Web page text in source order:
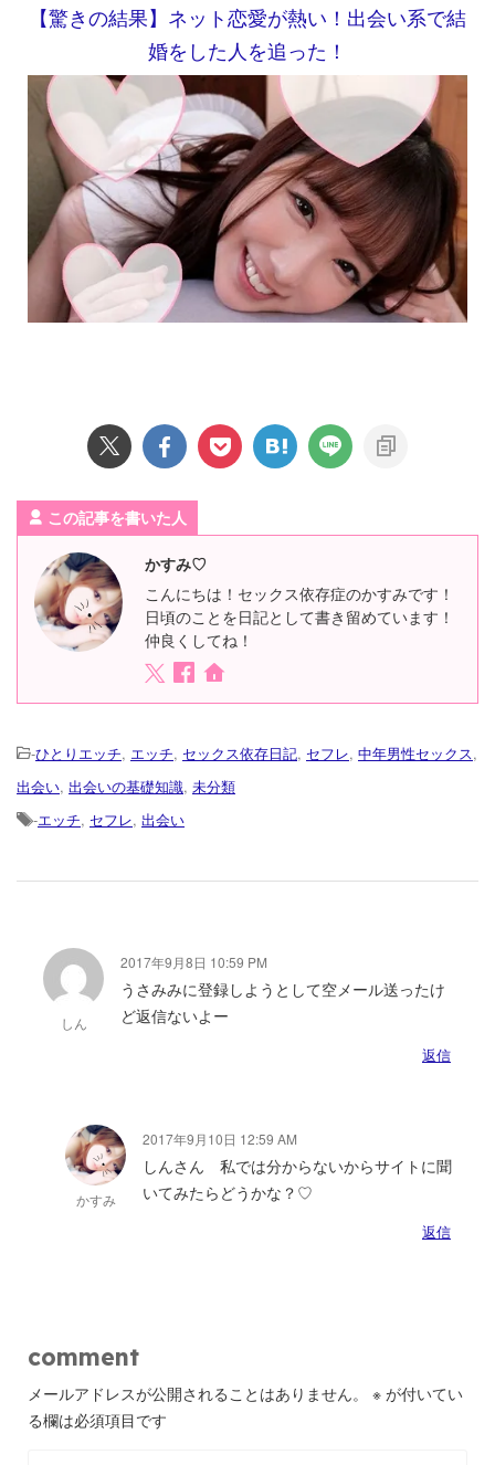
【驚きの結果】ネット恋愛が熱い！出会い系で結
婚をした人を追った！
この記事を書いた人
かすみ♡
こんにちは！セックス依存症のかすみです！
日頃のことを日記として書き留めています！
仲良くしてね！
-ひとりエッチ, エッチ, セックス依存日記, セフレ, 中年男性セックス,
出会い, 出会いの基礎知識, 未分類
-エッチ, セフレ, 出会い
しん
2017年9月8日 10:59 PM
うさみみに登録しようとして空メール送ったけ
ど返信ないよー
返信
かすみ
2017年9月10日 12:59 AM
しんさん 私では分からないからサイトに聞
いてみたらどうかな？♡
返信
comment
メールアドレスが公開されることはありません。 ※ が付いてい
る欄は必須項目です